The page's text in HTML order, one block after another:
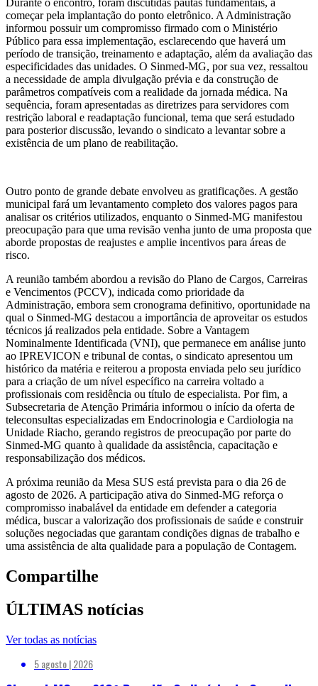
Durante o encontro, foram discutidas pautas fundamentais, a
começar pela implantação do ponto eletrônico. A Administração
informou possuir um compromisso firmado com o Ministério
Público para essa implementação, esclarecendo que haverá um
período de transição, treinamento e adaptação, além da avaliação das
especificidades das unidades. O Sinmed-MG, por sua vez, ressaltou
a necessidade de ampla divulgação prévia e da construção de
parâmetros compatíveis com a realidade da jornada médica. Na
sequência, foram apresentadas as diretrizes para servidores com
restrição laboral e readaptação funcional, tema que será estudado
para posterior discussão, levando o sindicato a levantar sobre a
existência de um plano de reabilitação.
Outro ponto de grande debate envolveu as gratificações. A gestão
municipal fará um levantamento completo dos valores pagos para
analisar os critérios utilizados, enquanto o Sinmed-MG manifestou
preocupação para que uma revisão venha junto de uma proposta que
aborde propostas de reajustes e amplie incentivos para áreas de
risco.
A reunião também abordou a revisão do Plano de Cargos, Carreiras
e Vencimentos (PCCV), indicada como prioridade da
Administração, embora sem cronograma definitivo, oportunidade na
qual o Sinmed-MG destacou a importância de aproveitar os estudos
técnicos já realizados pela entidade. Sobre a Vantagem
Nominalmente Identificada (VNI), que permanece em análise junto
ao IPREVICON e tribunal de contas, o sindicato apresentou um
histórico da matéria e reiterou a proposta enviada pelo seu jurídico
para a criação de um nível específico na carreira voltado a
profissionais com residência ou título de especialista. Por fim, a
Subsecretaria de Atenção Primária informou o início da oferta de
teleconsultas especializadas em Endocrinologia e Cardiologia na
Unidade Riacho, gerando registros de preocupação por parte do
Sinmed-MG quanto à qualidade da assistência, capacitação e
responsabilização dos médicos.
A próxima reunião da Mesa SUS está prevista para o dia 26 de
agosto de 2026. A participação ativa do Sinmed-MG reforça o
compromisso inabalável da entidade em defender a categoria
médica, buscar a valorização dos profissionais de saúde e construir
soluções negociadas que garantam condições dignas de trabalho e
uma assistência de alta qualidade para a população de Contagem.
Compartilhe
ÚLTIMAS notícias
Ver todas as notícias
5 agosto | 2026